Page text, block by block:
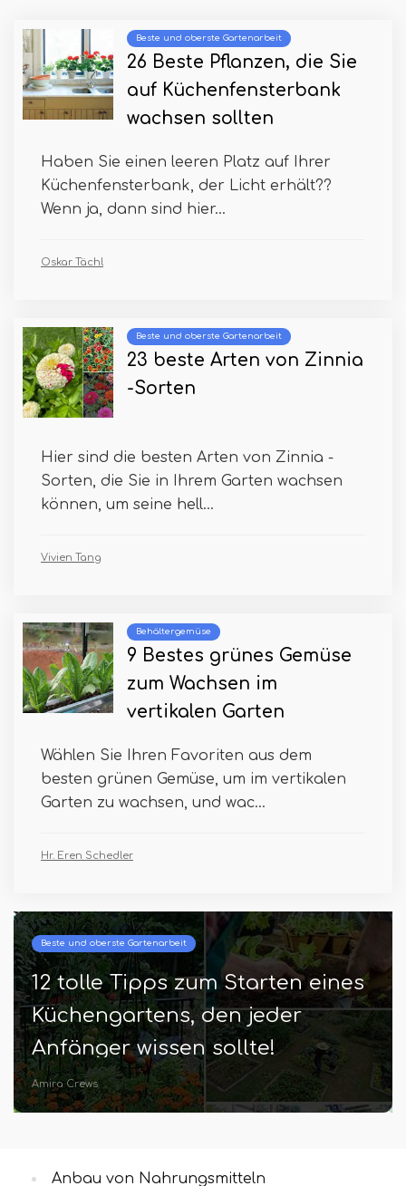
Beste und oberste Gartenarbeit
26 Beste Pflanzen, die Sie
auf Küchenfensterbank
wachsen sollten
Haben Sie einen leeren Platz auf Ihrer
Küchenfensterbank, der Licht erhält??
Wenn ja, dann sind hier...
Oskar Tächl
Beste und oberste Gartenarbeit
23 beste Arten von Zinnia
-Sorten
Hier sind die besten Arten von Zinnia -
Sorten, die Sie in Ihrem Garten wachsen
können, um seine hell...
Vivien Tang
Behältergemüse
9 Bestes grünes Gemüse
zum Wachsen im
vertikalen Garten
Wählen Sie Ihren Favoriten aus dem
besten grünen Gemüse, um im vertikalen
Garten zu wachsen, und wac...
Hr. Eren Schedler
Beste und oberste Gartenarbeit
12 tolle Tipps zum Starten eines
Küchengartens, den jeder
Anfänger wissen sollte!
Amira Crews
Anbau von Nahrungsmitteln